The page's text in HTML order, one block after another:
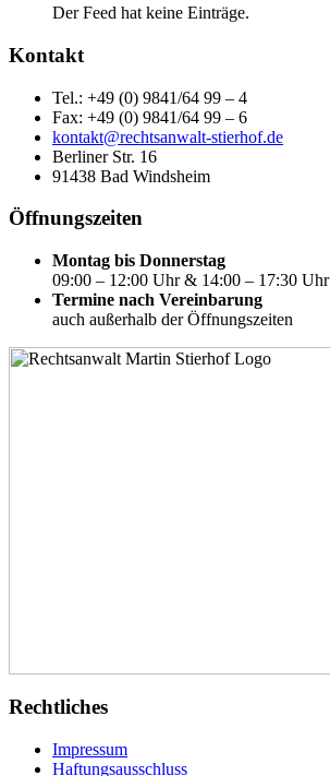
Der Feed hat keine Einträge.
Kontakt
Tel.: +49 (0) 9841/64 99 – 4
Fax: +49 (0) 9841/64 99 – 6
kontakt@rechtsanwalt-stierhof.de
Berliner Str. 16
91438 Bad Windsheim
Öffnungszeiten
Montag bis Donnerstag
09:00 – 12:00 Uhr & 14:00 – 17:30 Uhr
Termine nach Vereinbarung
auch außerhalb der Öffnungszeiten
Rechtliches
Impressum
Haftungsausschluss